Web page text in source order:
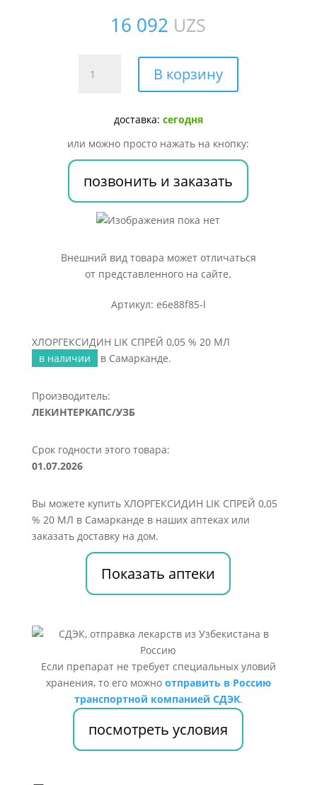
16 092 UZS
товара
ХЛОРГЕКСИДИН
0,05
%
20
В корзину
доставка: сегодня
или можно просто нажать на кнопку:
позвонить и заказать
Внешний вид товара может отличаться
от представленного на сайте.
Артикул: e6e88f85-l
ХЛОРГЕКСИДИН LIK СПРЕЙ 0,05 % 20 МЛ
в наличии
в Самарканде.
Производитель:
ЛЕКИНТЕРКАПС/УЗБ
Срок годности этого товара:
01.07.2026
Вы можете купить ХЛОРГЕКСИДИН LIK СПРЕЙ 0,05
% 20 МЛ в Самарканде в наших аптеках или
заказать доставку на дом.
Показать аптеки
Если препарат не требует специальных уловий
хранения, то его можно отправить в Россию
транспортной компанией СДЭК.
посмотреть условия